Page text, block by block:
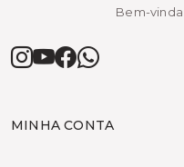
Bem-vinda
MINHA CONTA